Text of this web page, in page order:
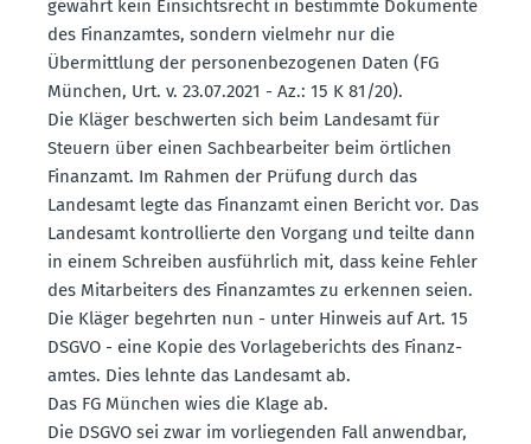
gewährt kein Einsichts­recht in bestimmte Dokumente
des Finanz­amtes, sondern vielmehr nur die
Übermittlung der perso­nen­be­zo­genen Daten (FG
München, Urt. v. 23.07.2021 - Az.: 15 K 81/20).
Die Kläger beschwerten sich beim Landesamt für
Steuern über einen Sachbe­ar­beiter beim örtlichen
Finanzamt. Im Rahmen der Prüfung durch das
Landesamt legte das Finanzamt einen Bericht vor. Das
Landesamt kontrol­lierte den Vorgang und teilte dann
in einem Schreiben ausführlich mit, dass keine Fehler
des Mitar­beiters des Finanz­amtes zu erkennen seien.
Die Kläger begehrten nun - unter Hinweis auf Art. 15
DSGVO - eine Kopie des Vorla­ge­be­richts des Finanz­
amtes. Dies lehnte das Landesamt ab.
Das FG München wies die Klage ab.
Die DSGVO sei zwar im vorlie­genden Fall anwendbar,